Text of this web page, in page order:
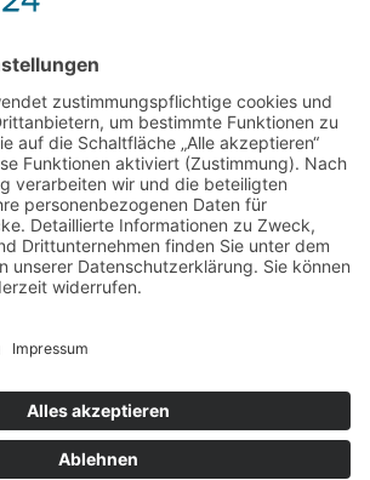
PayPal
tierschutz.de
© 2021Systemhaus JOAM